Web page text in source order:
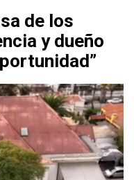
de los
y dueño